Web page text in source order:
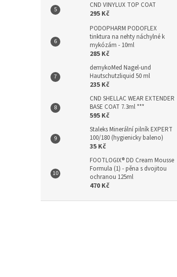
CND VINYLUX TOP COAT
295 Kč
PODOPHARM PODOFLEX
tinktura na nehty náchylné k
mykózám - 10ml
285 Kč
demykoMed Nagel-und
Hautschutzliquid 50 ml
235 Kč
CND SHELLAC WEAR EXTENDER
BASE COAT 7.3ml ***
595 Kč
Staleks Minerální pilník EXPERT
100/180 (hygienicky baleno)
35 Kč
FOOTLOGIX® DD Cream Mousse
Formula (1) - pěna s dvojitou
ochranou 125ml
470 Kč